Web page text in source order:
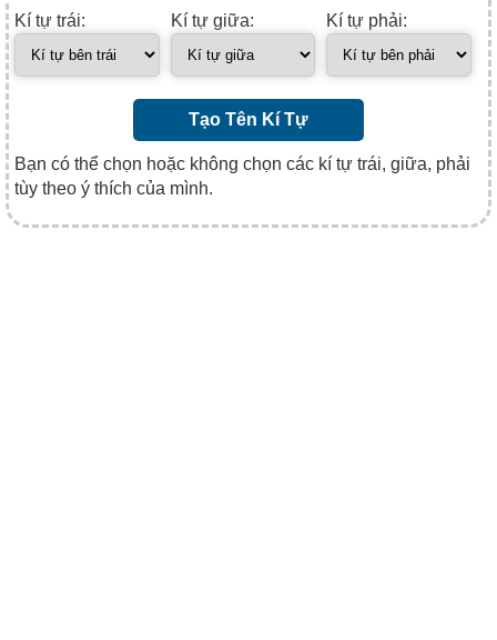
Kí tự trái: Kí tự giữa: Kí tự phải:
Tạo Tên Kí Tự
Bạn có thể chọn hoặc không chọn các kí tự trái, giữa, phải
tùy theo ý thích của mình.